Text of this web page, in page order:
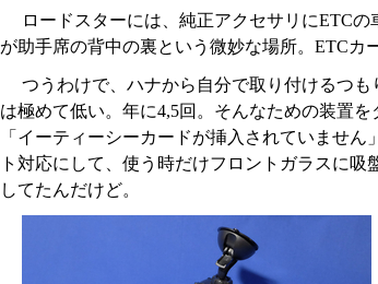
ロードスターには、純正アクセサリにETC
が助手席の背中の裏という微妙な場所。ETCカ
つうわけで、ハナから自分で取り付けるつ
は極めて低い。年に4,5回。そんなための装置
「イーティーシーカードが挿入されていませ
ト対応にして、使う時だけフロントガラスに
してたんだけど。